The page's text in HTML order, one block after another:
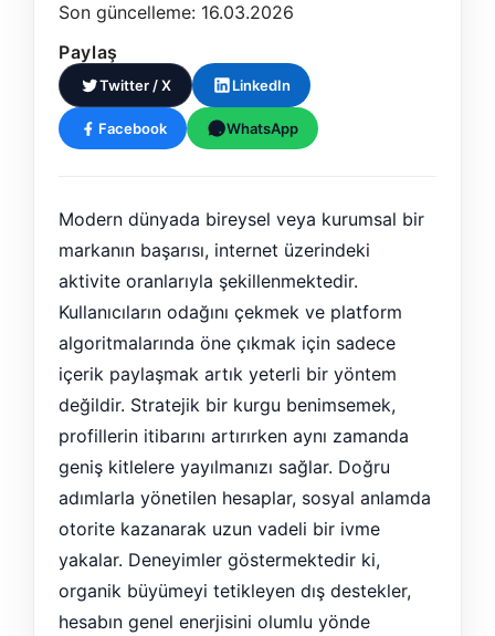
Son güncelleme: 16.03.2026
Paylaş
Twitter / X LinkedIn
Facebook WhatsApp
Modern dünyada bireysel veya kurumsal bir
markanın başarısı, internet üzerindeki
aktivite oranlarıyla şekillenmektedir.
Kullanıcıların odağını çekmek ve platform
algoritmalarında öne çıkmak için sadece
içerik paylaşmak artık yeterli bir yöntem
değildir. Stratejik bir kurgu benimsemek,
profillerin itibarını artırırken aynı zamanda
geniş kitlelere yayılmanızı sağlar. Doğru
adımlarla yönetilen hesaplar, sosyal anlamda
otorite kazanarak uzun vadeli bir ivme
yakalar. Deneyimler göstermektedir ki,
organik büyümeyi tetikleyen dış destekler,
hesabın genel enerjisini olumlu yönde